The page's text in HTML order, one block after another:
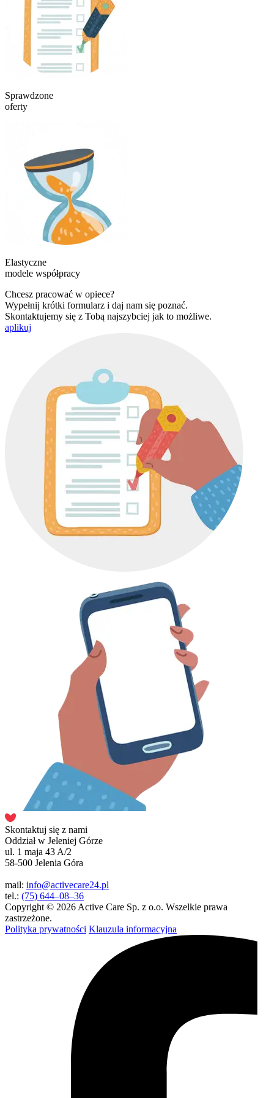
Sprawdzone
oferty
Elastyczne
modele współpracy
Chcesz pracować w opiece?
Wypełnij krótki formularz i daj nam się poznać.
Skontaktujemy się z Tobą najszybciej jak to możliwe.
aplikuj
Skontaktuj się z nami
Oddział w Jeleniej Górze
ul. 1 maja 43 A/2
58-500 Jelenia Góra
mail: info@activecare24.pl
tel.: (75) 644–08–36
Copyright © 2026 Active Care Sp. z o.o. Wszelkie prawa
zastrzeżone.
Polityka prywatności Klauzula informacyjna